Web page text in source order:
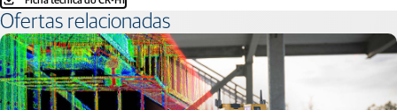
Ofertas relacionadas